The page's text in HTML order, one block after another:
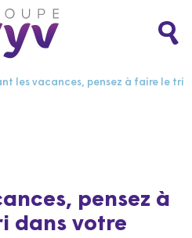
les vacances, pensez à faire le tri
pensez à
dans votre